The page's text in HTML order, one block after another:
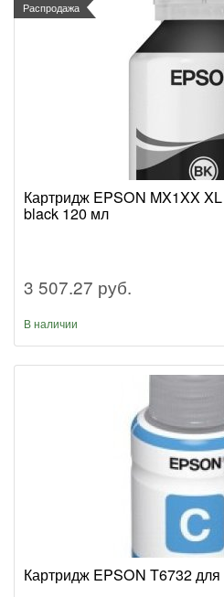
Распродажа
Картридж EPSON MX1XX
black 120 мл
3 507.27 руб.
В наличии
Картридж EPSON T6732